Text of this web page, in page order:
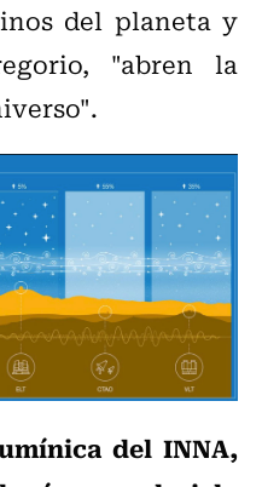
del planeta y
"abren la
del INNA,